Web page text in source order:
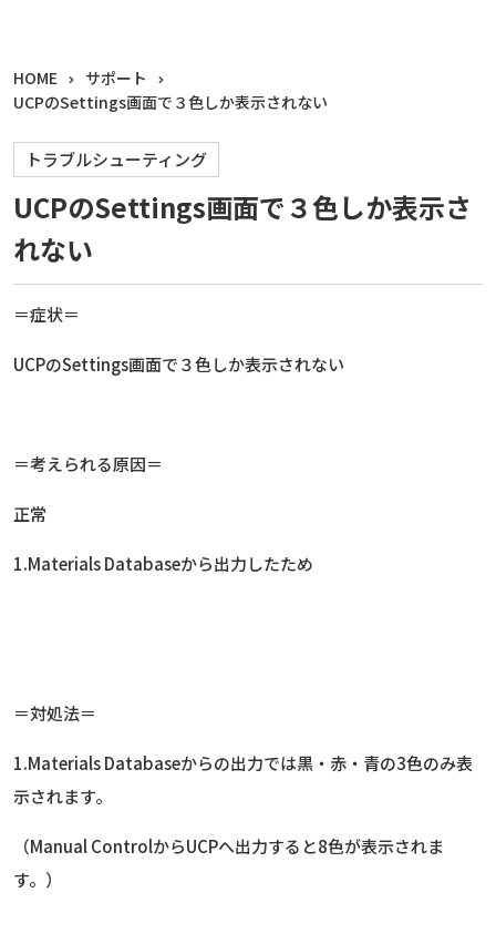
HOME
サポート
UCPのSettings画面で３色しか表示されない
トラブルシューティング
UCPのSettings画面で３色しか表示さ
れない
＝症状＝
UCPのSettings画面で３色しか表示されない
＝考えられる原因＝
正常
1.Materials Databaseから出力したため
＝対処法＝
1.Materials Databaseからの出力では黒・赤・青の3色のみ表
示されます。
（Manual ControlからUCPへ出力すると8色が表示されま
す。）